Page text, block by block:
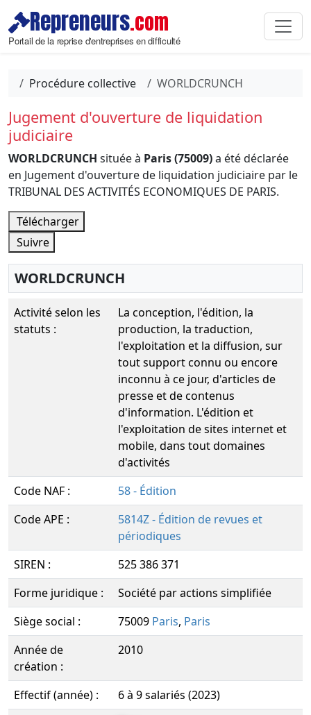
Repreneurs.com
Portail de la reprise d'entreprises en difficulté
Procédure collective WORLDCRUNCH
Jugement d'ouverture de liquidation
judiciaire
WORLDCRUNCH située à Paris (75009)a été déclarée
en Jugement d'ouverture de liquidation judiciaire par le
TRIBUNAL DES ACTIVITÉS ECONOMIQUES DE PARIS.
Télécharger
Suivre
WORLDCRUNCH
Activité selon les
statuts :
La conception, l'édition, la
production, la traduction,
l'exploitation et la diffusion, sur
tout support connu ou encore
inconnu à ce jour, d'articles de
presse et de contenus
d'information. L'édition et
l'exploitation de sites internet et
mobile, dans tout domaines
d'activités
Code NAF :
58 - Édition
Code APE :
5814Z - Édition de revues et
périodiques
SIREN :
525 386 371
Forme juridique :
Société par actions simplifiée
Siège social :
75009 Paris, Paris
Année de
création :
2010
Effectif (année) :
6 à 9 salariés (2023)